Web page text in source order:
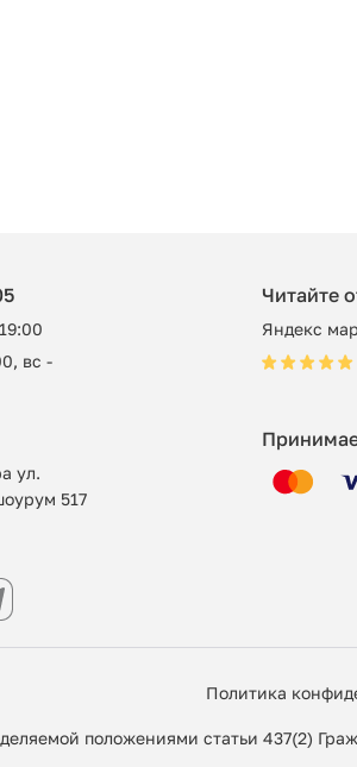
вс -
Читайте
Яндекс
ул.
517
Политика
положениями статьи 437(2)